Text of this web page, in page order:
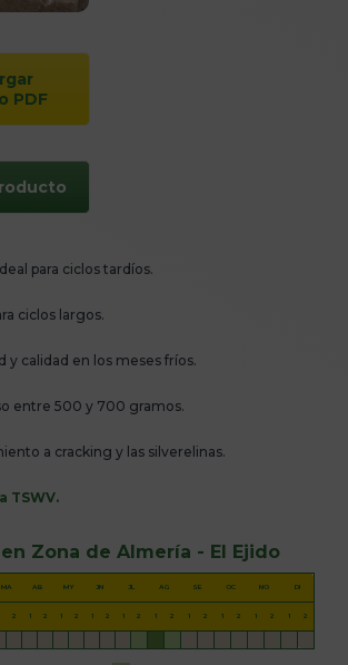
PDF
para ciclos tardíos.
ciclos largos.
y calidad en los meses fríos.
entre 500 y 700 gramos.
a cracking y las silverelinas.
TSWV.
Zona de Almería - El Ejido
MA AB MY JN JL AG SE OC NO DI
2 1 2 1 2 1 2 1 2 1 2 1 2 1 2 1 2 1 2